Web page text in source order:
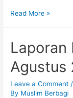
Laporan
2021
Read More »
Laporan
Agustus
Leave a Comment /
By Muslim Berbagi